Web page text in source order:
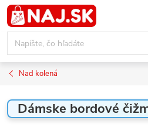
Prejsť
na
obsah
Nad kolená
Dámske bordové